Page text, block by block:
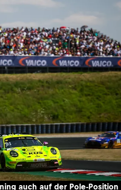
auch auf der Pole-Position